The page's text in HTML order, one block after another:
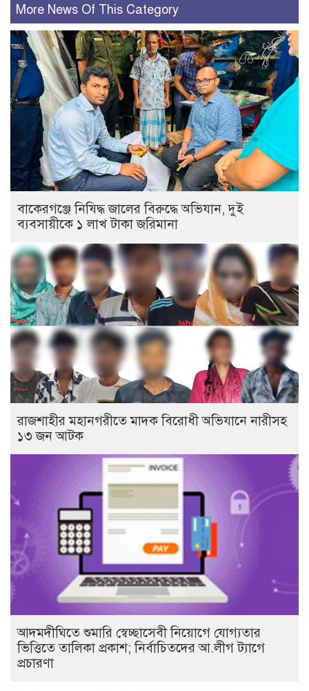
More News Of This Category
বাকেরগঞ্জে নিষিদ্ধ জালের বিরুদ্ধে অভিযান, দুই
ব্যবসায়ীকে ১ লাখ টাকা জরিমানা
রাজশাহীর মহানগরীতে মাদক বিরোধী অভিযানে নারীসহ
১৩ জন আটক
আদমদীঘিতে শুমারি স্বেচ্ছাসেবী নিয়োগে যোগ্যতার
ভিত্তিতে তালিকা প্রকাশ; নির্বাচিতদের আ.লীগ ট্যাগে
প্রচারণা